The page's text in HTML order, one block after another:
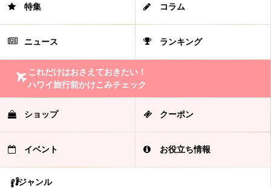
特集 コラム
ニュース ランキング
これだけはおさえておきたい！
ハワイ旅行前かけこみチェック
ショップ クーポン
イベント お役立ち情報
ジャンル